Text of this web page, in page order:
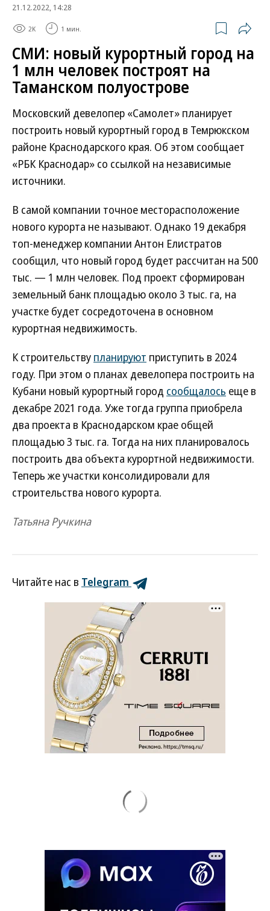
21.12.2022, 14:28
2K 1 мин.
СМИ: новый курортный город на
1 млн человек построят на
Таманском полуострове
Московский девелопер «Самолет» планирует
построить новый курортный город в Темрюкском
районе Краснодарского края. Об этом сообщает
«РБК Краснодар» со ссылкой на независимые
источники.
В самой компании точное месторасположение
нового курорта не называют. Однако 19 декабря
топ-менеджер компании Антон Елистратов
сообщил, что новый город будет рассчитан на 500
тыс. — 1 млн человек. Под проект сформирован
земельный банк площадью около 3 тыс. га, на
участке будет сосредоточена в основном
курортная недвижимость.
К строительству планируют приступить в 2024
году. При этом о планах девелопера построить на
Кубани новый курортный город сообщалось еще в
декабре 2021 года. Уже тогда группа приобрела
два проекта в Краснодарском крае общей
площадью 3 тыс. га. Тогда на них планировалось
построить два объекта курортной недвижимости.
Теперь же участки консолидировали для
строительства нового курорта.
Татьяна Ручкина
Читайте нас в Telegram